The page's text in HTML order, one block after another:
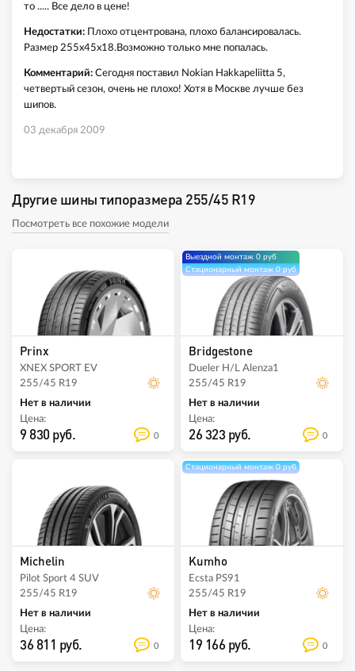
то ..... Все дело в цене!
Недостатки: Плохо отцентрована, плохо балансировалась.
Размер 255х45х18.Возможно только мне попалась.
Комментарий: Сегодня поставил Nokian Hakkapeliitta 5,
четвертый сезон, очень не плохо! Хотя в Москве лучше без
шипов.
03 декабря 2009
Другие шины типоразмера 255/45 R19
Посмотреть все похожие модели
Prinx
XNEX SPORT EV
255/45 R19
Нет в наличии
Цена:
9 830 руб. 0
Выездной монтаж 0 руб
Стационарный монтаж 0 руб
Bridgestone
Dueler H/L Alenza1
255/45 R19
Нет в наличии
Цена:
26 323 руб. 0
Michelin
Pilot Sport 4 SUV
255/45 R19
Нет в наличии
Цена:
36 811 руб. 0
Стационарный монтаж 0 руб
Kumho
Ecsta PS91
255/45 R19
Нет в наличии
Цена:
19 166 руб. 0